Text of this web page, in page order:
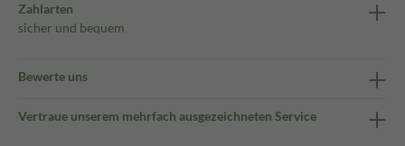
Zahlarten
sicher und bequem
Bewerte uns
Vertraue unserem mehrfach ausgezeichneten Service